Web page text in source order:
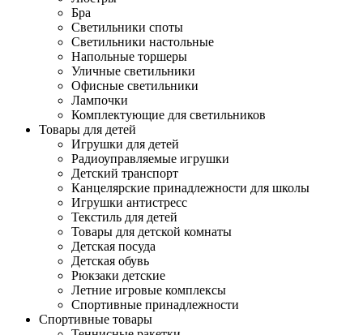
Бра
Светильники споты
Светильники настольные
Напольные торшеры
Уличные светильники
Офисные светильники
Лампочки
Комплектующие для светильников
Товары для детей
Игрушки для детей
Радиоуправляемые игрушки
Детский транспорт
Канцелярские принадлежности для школы
Игрушки антистресс
Текстиль для детей
Товары для детской комнаты
Детская посуда
Детская обувь
Рюкзаки детские
Летние игровые комплексы
Спортивные принадлежности
Спортивные товары